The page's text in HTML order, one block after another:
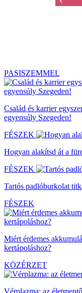
PASISZEMMEL
Család és karrier
egyensúly Szegeden!
FÉSZEK
Hogyan alakítsd át a
FÉSZEK
Tartós padlóburkolat
FÉSZEK
Miért érdemes
kertápoláshoz?
KÖZÉRZET
Vérplazma: az